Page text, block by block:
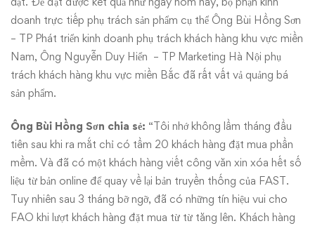
doanh trực tiếp phụ trách sản phẩm cụ thể Ông Bùi Hồng Sơn
– TP Phát triển kinh doanh phụ trách khách hàng khu vực miền
Nam, Ông Nguyễn Duy Hiển – TP Marketing Hà Nội phụ
trách khách hàng khu vực miền Bắc đã rất vất vả quảng bá
sản phẩm.
Ông Bùi Hồng Sơn chia sẻ: “Tôi nhớ không lầm tháng đầu
tiên sau khi ra mắt chỉ có tầm 20 khách hàng đặt mua phần
mềm. Và đã có một khách hàng viết công văn xin xóa hết số
liệu từ bản online để quay về lại bản truyền thống của FAST.
Tuy nhiên sau 3 tháng bỡ ngỡ, đã có những tín hiệu vui cho
FAO khi lượt khách hàng đặt mua từ từ tăng lên. Khách hàng